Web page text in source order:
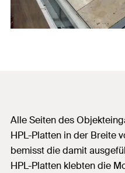
Alle Seiten des
HPL-Platten in der Breite
bemisst die damit
HPL-Platten klebten die